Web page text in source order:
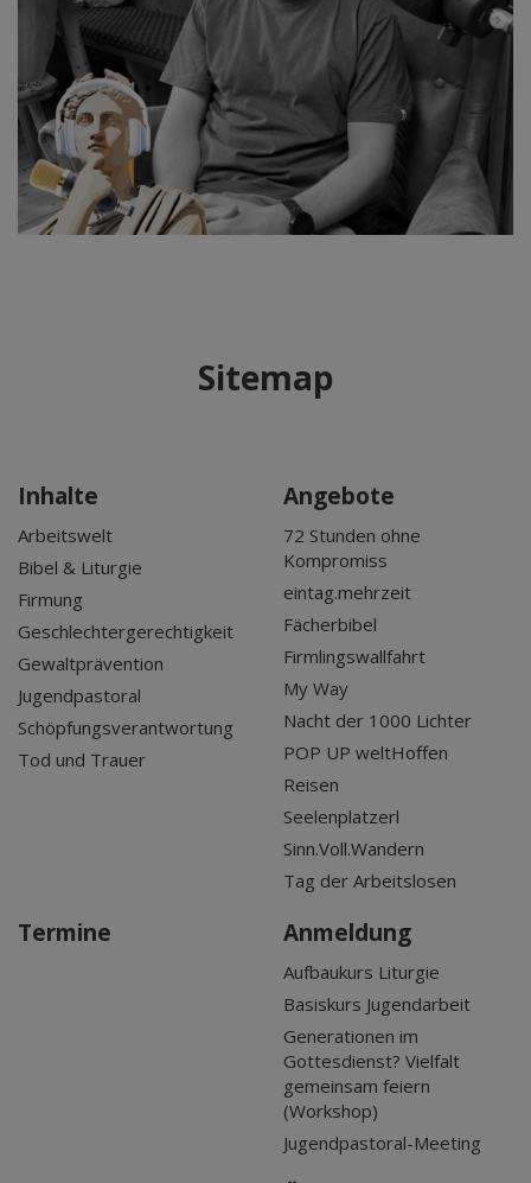
Sitemap
Inhalte
Arbeitswelt
Bibel & Liturgie
Firmung
Geschlechtergerechtigkeit
Gewaltprävention
Jugendpastoral
Schöpfungsverantwortung
Tod und Trauer
Angebote
72 Stunden ohne
Kompromiss
eintag.mehrzeit
Fächerbibel
Firmlingswallfahrt
My Way
Nacht der 1000 Lichter
POP UP weltHoffen
Reisen
Seelenplatzerl
Sinn.Voll.Wandern
Tag der Arbeitslosen
Termine Anmeldung
Aufbaukurs Liturgie
Basiskurs Jugendarbeit
Generationen im
Gottesdienst? Vielfalt
gemeinsam feiern
(Workshop)
Jugendpastoral-Meeting